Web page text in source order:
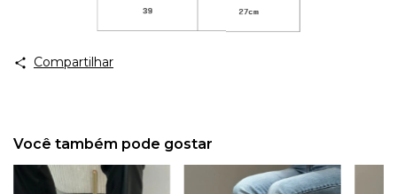
Compartilhar
Você também pode gostar